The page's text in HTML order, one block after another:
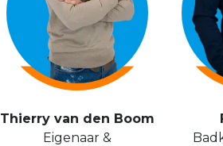
Thierry van den Boom
Eigenaar &